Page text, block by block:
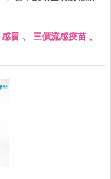
重大傷病患者、居住於
，希望藉由擴大接種，
感冒 、 三價流感疫苗 、